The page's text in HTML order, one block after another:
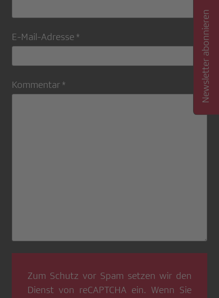
E-Mail-Adresse *
Kommentar *
Zum Schutz vor Spam setzen wir den
Dienst von reCAPTCHA ein. Wenn Sie
Newsletter abonnieren